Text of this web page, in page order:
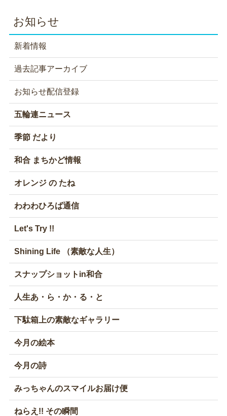
お知らせ
新着情報
過去記事アーカイブ
お知らせ配信登録
五輪連ニュース
季節 だより
和合 まちかど情報
オレンジ の たね
わわわひろば通信
Let's Try !!
Shining Life （素敵な人生）
スナップショットin和合
人生あ・ら・か・る・と
下駄箱上の素敵なギャラリー
今月の絵本
今月の詩
みっちゃんのスマイルお届け便
ねらえ!! その瞬間